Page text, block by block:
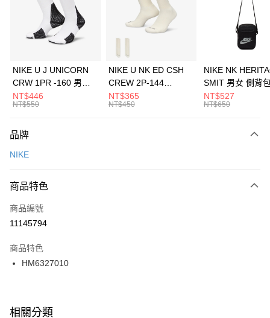
合作金庫商業銀行
第一商業銀行
華南商業銀行
彰化商業銀行
上海商業儲蓄銀行
元大商業銀行
台灣樂天信用卡公司
Apple Pay
全盈+PAY
AFTEE先享後付
【關於「AFTEE先享後付」】
便利好安心！
３．安心：先確認商品／服務後，再付款。
【「AFTEE先享後付」結帳流程】
１．於結帳方式選擇「AFTEE先享後付」後，將跳轉至「AFTEE先享後付」
２．訂單成立數日內，您將收到繳費通知簡訊。
３．收到繳費通知簡訊後14天內，點擊此簡訊中的連結，可透過四大超商／
ATM／網路銀行／等多元方式進行付款，方視為交易完成。
※ 交易是否成功請以「AFTEE先享後付 」之結帳頁面顯示為準，若有關於
運送方式
每筆NT$100，滿NT$1,500(含以上)免運費
宅配
每筆NT$100，滿NT$1,500(含以上)免運費
付款後門市自取
每筆NT$100，滿NT$1,500(含以上)免運費
NIKE U J UNICORN
CRW 1PR -160 男女
中統襪 FZ3393100
NT$446
NT$550
NIKE U NK ED CSH
CREW 2P-144
EMBRDY 男女 短統襪
FZ3073133
NT$365
NT$450
NIKE NK
SMIT 男女 側背
BA5871010
NT$527
NT$650
品牌
NIKE
商品特色
商品編號
11145794
商品特色
HM6327010
相關分類